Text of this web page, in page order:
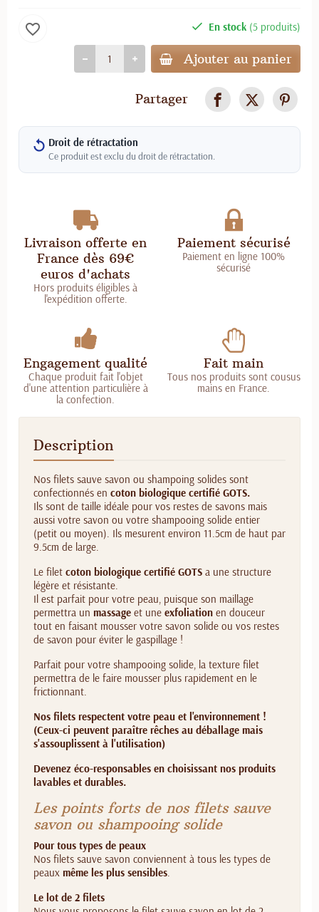
En stock (5 produits)
Ajouter au panier
favorite_border
Partager
Droit de rétractation
Ce produit est exclu du droit de rétractation.
Livraison offerte en
France dès 69€
euros d'achats
Hors produits éligibles à
l'expédition offerte.
Paiement sécurisé
Paiement en ligne 100%
sécurisé
Engagement qualité
Chaque produit fait l'objet
d'une attention particulière à
la confection.
Fait main
Tous nos produits sont cousus
mains en France.
Description
Nos filets sauve savon ou shampoing solides sont
confectionnés en coton biologique certifié GOTS.
Ils sont de taille idéale pour vos restes de savons mais
aussi votre savon ou votre shampooing solide entier
(petit ou moyen). Ils mesurent environ 11.5cm de haut par
9.5cm de large.
Le filet coton biologique certifié GOTS a une structure
légère et résistante.
Il est parfait pour votre peau, puisque son maillage
permettra un massage et une exfoliation en douceur
tout en faisant mousser votre savon solide ou vos restes
de savon pour éviter le gaspillage !
Parfait pour votre shampooing solide, la texture filet
permettra de le faire mousser plus rapidement en le
frictionnant.
Nos filets respectent votre peau et l'environnement !
(Ceux-ci peuvent paraître rêches au déballage mais
s'assouplissent à l'utilisation)
Devenez éco-responsables en choisissant nos produits
lavables et durables.
Les points forts de nos filets sauve
savon ou shampooing solide
Pour tous types de peaux
Nos filets sauve savon conviennent à tous les types de
peaux même les plus sensibles.
Le lot de 2 filets